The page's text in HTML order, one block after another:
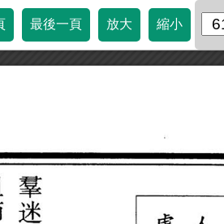
最後一頁 放大 縮小